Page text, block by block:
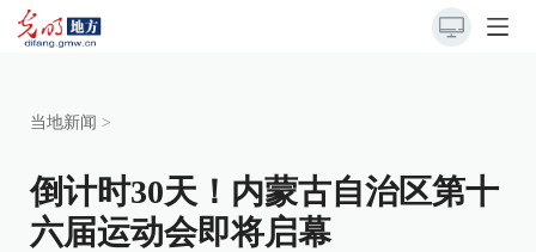
当地新闻 >
倒计时30天！内蒙古自治区第十
六届运动会即将启幕